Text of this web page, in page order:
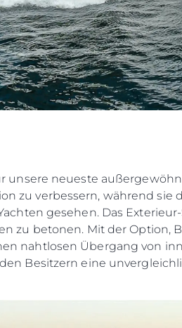
unsere neueste
zu verbessern, während sie
gesehen. Das
zu betonen. Mit der Option,
nahtlosen Übergang von
Besitzern eine